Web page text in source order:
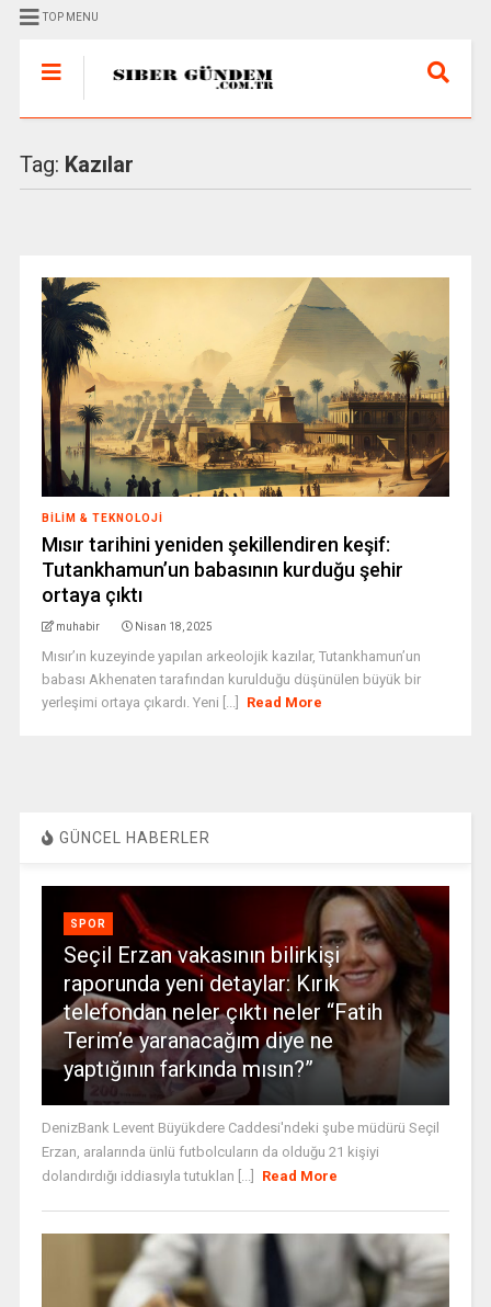
TOP MENU
Tag: Kazılar
BILIM & TEKNOLOJI
Mısır tarihini yeniden şekillendiren keşif:
Tutankhamun’un babasının kurduğu şehir
ortaya çıktı
muhabir Nisan 18, 2025
Mısır’ın kuzeyinde yapılan arkeolojik kazılar, Tutankhamun’un
babası Akhenaten tarafından kurulduğu düşünülen büyük bir
yerleşimi ortaya çıkardı. Yeni [...]
Read More
GÜNCEL HABERLER
SPOR
Seçil Erzan vakasının bilirkişi
raporunda yeni detaylar: Kırık
telefondan neler çıktı neler “Fatih
Terim’e yaranacağım diye ne
yaptığının farkında mısın?”
DenizBank Levent Büyükdere Caddesi'ndeki şube müdürü Seçil
Erzan, aralarında ünlü futbolcuların da olduğu 21 kişiyi
dolandırdığı iddiasıyla tutuklan [...]
Read More